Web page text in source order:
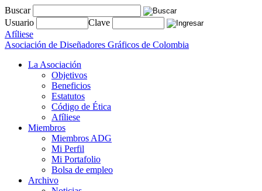
Buscar
Usuario
Clave
Afíliese
Asociación de Diseñadores Gráficos de Colombia
La Asociación
Objetivos
Beneficios
Estatutos
Código de Ética
Afíliese
Miembros
Miembros ADG
Mi Perfil
Mi Portafolio
Bolsa de empleo
Archivo